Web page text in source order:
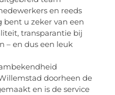
en reeds
bent u zeker van een
transparantie bij
– en dus een leuk
doorheen de
en is de service